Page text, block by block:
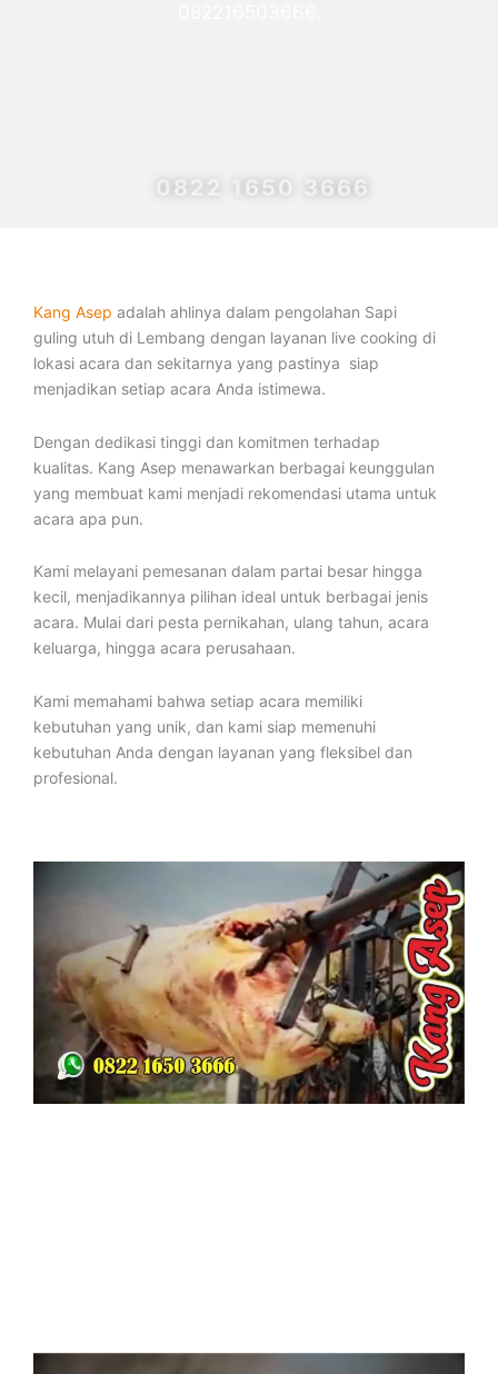
0822 1650 3666
Kang Asep adalah ahlinya dalam pengolahan Sapi
guling utuh di Lembang dengan layanan live cooking di
lokasi acara dan sekitarnya yang pastinya siap
menjadikan setiap acara Anda istimewa.
Dengan dedikasi tinggi dan komitmen terhadap
kualitas. Kang Asep menawarkan berbagai keunggulan
yang membuat kami menjadi rekomendasi utama untuk
acara apa pun.
Kami melayani pemesanan dalam partai besar hingga
kecil, menjadikannya pilihan ideal untuk berbagai jenis
acara. Mulai dari pesta pernikahan, ulang tahun, acara
keluarga, hingga acara perusahaan.
Kami memahami bahwa setiap acara memiliki
kebutuhan yang unik, dan kami siap memenuhi
kebutuhan Anda dengan layanan yang fleksibel dan
profesional.